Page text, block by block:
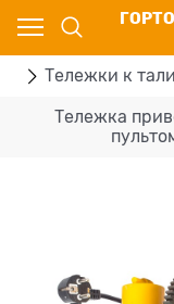
Тележки к
Тележка